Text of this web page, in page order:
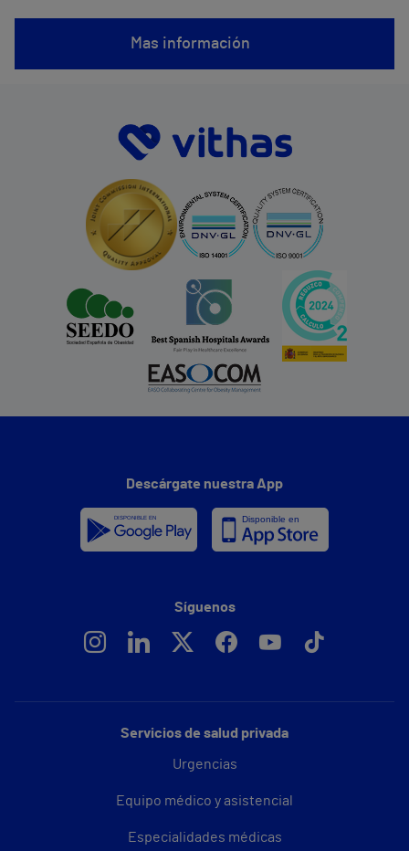
Mas información
Servicios de salud privada
Urgencias
Equipo médico y asistencial
Especialidades médicas
Descárgate nuestra App
Síguenos